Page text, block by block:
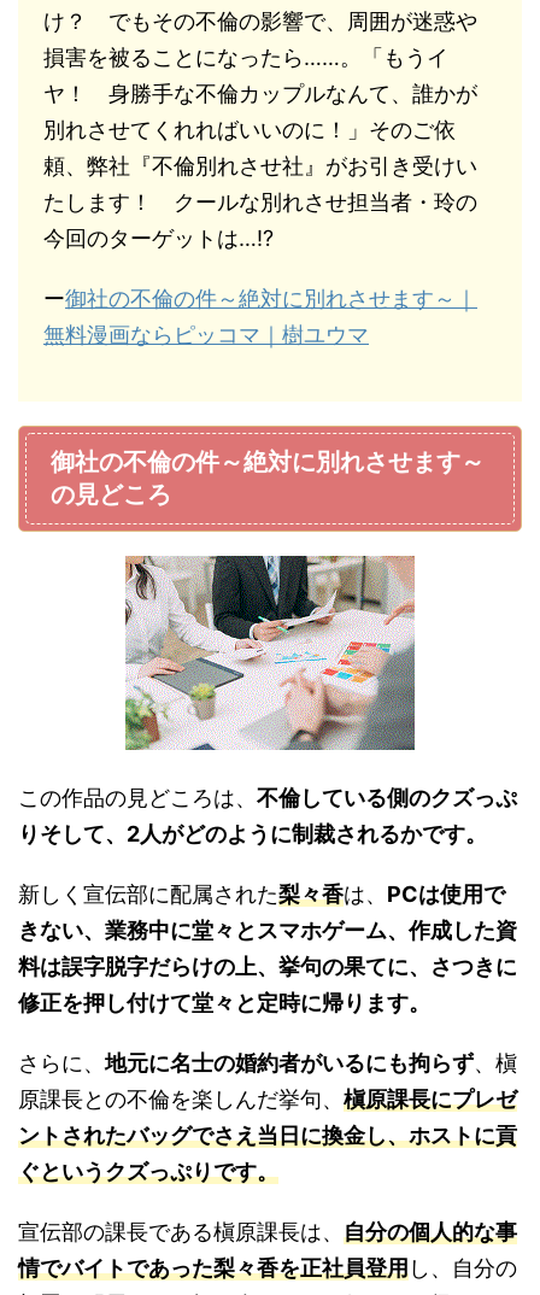
け？ でもその不倫の影響で、周囲が迷惑や
損害を被ることになったら……。「もうイ
ヤ！ 身勝手な不倫カップルなんて、誰かが
別れさせてくれればいいのに！」そのご依
頼、弊社『不倫別れさせ社』がお引き受けい
たします！ クールな別れさせ担当者・玲の
今回のターゲットは…!?
ー御社の不倫の件～絶対に別れさせます～｜
無料漫画ならピッコマ｜樹ユウマ
御社の不倫の件～絶対に別れさせます～
の見どころ
この作品の見どころは、 不倫している側のクズっぷ
りそして、2人がどのように制裁されるかです。
新しく宣伝部に配属された梨々香は、 PCは使用で
きない、業務中に堂々とスマホゲーム、作成した資
料は誤字脱字だらけの上、挙句の果てに、さつきに
修正を押し付けて堂々と定時に帰ります。
さらに、地元に名士の婚約者がいるにも拘らず、槇
原課長との不倫を楽しんだ挙句、 槇原課長にプレゼ
ントされたバッグでさえ当日に換金し、ホストに貢
ぐというクズっぷりです。
宣伝部の課長である槇原課長は、 自分の個人的な事
情でバイトであった梨々香を正社員登用し、自分の